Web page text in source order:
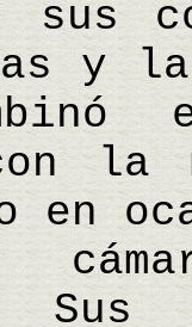
sus
y
en
Sus